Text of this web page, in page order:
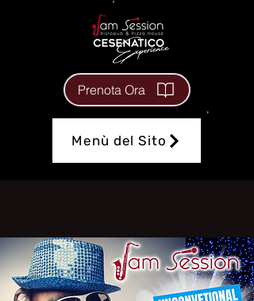
Menù del Sito
Prenota Ora